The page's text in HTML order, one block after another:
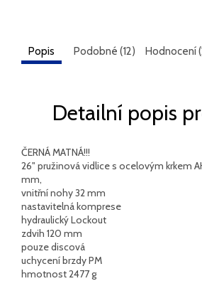
Popis Podobné (12) Hodnocení
Detailní popis
ČERNÁ MATNÁ!!!
26" pružinová vidlice s ocelovým krkem
mm,
vnitřní nohy 32 mm
nastavitelná komprese
hydraulický Lockout
zdvih 120 mm
pouze discová
uchycení brzdy PM
hmotnost 2477 g